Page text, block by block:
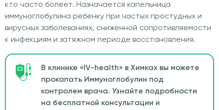
кто часто болеет. Назначается капельница
иммуноглобулина ребенку при частых простудных и
вирусных заболеваниях, сниженной сопротивляемости
к инфекциям и затяжном периоде восстановления.
В клинике «IV-health» в Химках вы можете
прокапать Иммуноглобулин под
контролем врача. Узнайте подробности
на бесплатной консультации и